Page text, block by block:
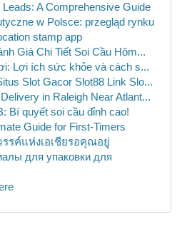
A Comprehensive Guide
w Polsce: przegląd rynku
stamp app
Giá Chi Tiết Soi Cầu Hôm...
Lợi ích sức khỏe và cách s...
Slot Gacor Slot88 Link Slo...
in Raleigh Near Atlant...
Bí quyết soi cầu đỉnh cao!
Guide for First-Timers
รค์แห่งเอเชียรอคุณอยู่
для упаковки для